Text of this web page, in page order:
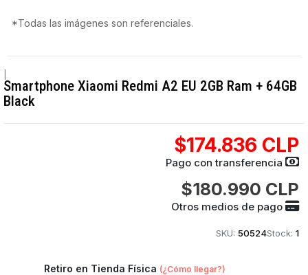
*Todas las imágenes son referenciales.
Smartphone Xiaomi Redmi A2 EU 2GB Ram + 64GB
Black
$174.836 CLP
Pago con transferencia
$180.990 CLP
Otros medios de pago
SKU: 50524Stock: 1
Retiro en Tienda Física (¿Cómo llegar?)